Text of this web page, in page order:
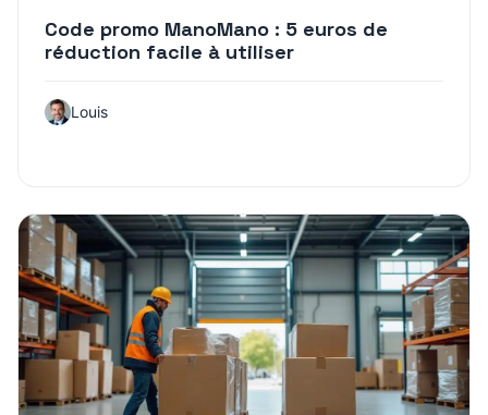
Code promo ManoMano : 5 euros de
réduction facile à utiliser
Louis